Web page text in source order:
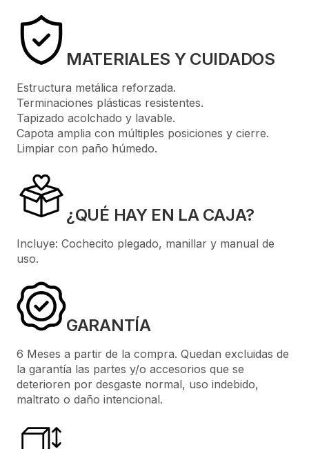
MATERIALES Y CUIDADOS
Estructura metálica reforzada.
Terminaciones plásticas resistentes.
Tapizado acolchado y lavable.
Capota amplia con múltiples posiciones y cierre.
Limpiar con paño húmedo.
¿QUÉ HAY EN LA CAJA?
Incluye: Cochecito plegado, manillar y manual de
uso.
GARANTÍA
6 Meses a partir de la compra. Quedan excluidas de
la garantía las partes y/o accesorios que se
deterioren por desgaste normal, uso indebido,
maltrato o daño intencional.